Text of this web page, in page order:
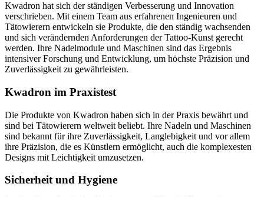
Kwadron hat sich der ständigen Verbesserung und Innovation
verschrieben. Mit einem Team aus erfahrenen Ingenieuren und
Tätowierern entwickeln sie Produkte, die den ständig wachsenden
und sich verändernden Anforderungen der Tattoo-Kunst gerecht
werden. Ihre Nadelmodule und Maschinen sind das Ergebnis
intensiver Forschung und Entwicklung, um höchste Präzision und
Zuverlässigkeit zu gewährleisten.
Kwadron im Praxistest
Die Produkte von Kwadron haben sich in der Praxis bewährt und
sind bei Tätowierern weltweit beliebt. Ihre Nadeln und Maschinen
sind bekannt für ihre Zuverlässigkeit, Langlebigkeit und vor allem
ihre Präzision, die es Künstlern ermöglicht, auch die komplexesten
Designs mit Leichtigkeit umzusetzen.
Sicherheit und Hygiene